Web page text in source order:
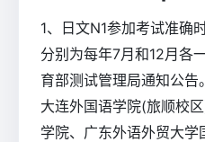
1、日文N1参加考试准确
分别为每年7月和12月各
育部测试管理局通知公告
大连外国语学院(旅顺校
学院、广东外语外贸大